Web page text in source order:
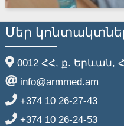
Մեր
0012 ՀՀ, ք. Երևան,
info@armmed.am
+374 10 26-27-43
+374 10 26-24-53